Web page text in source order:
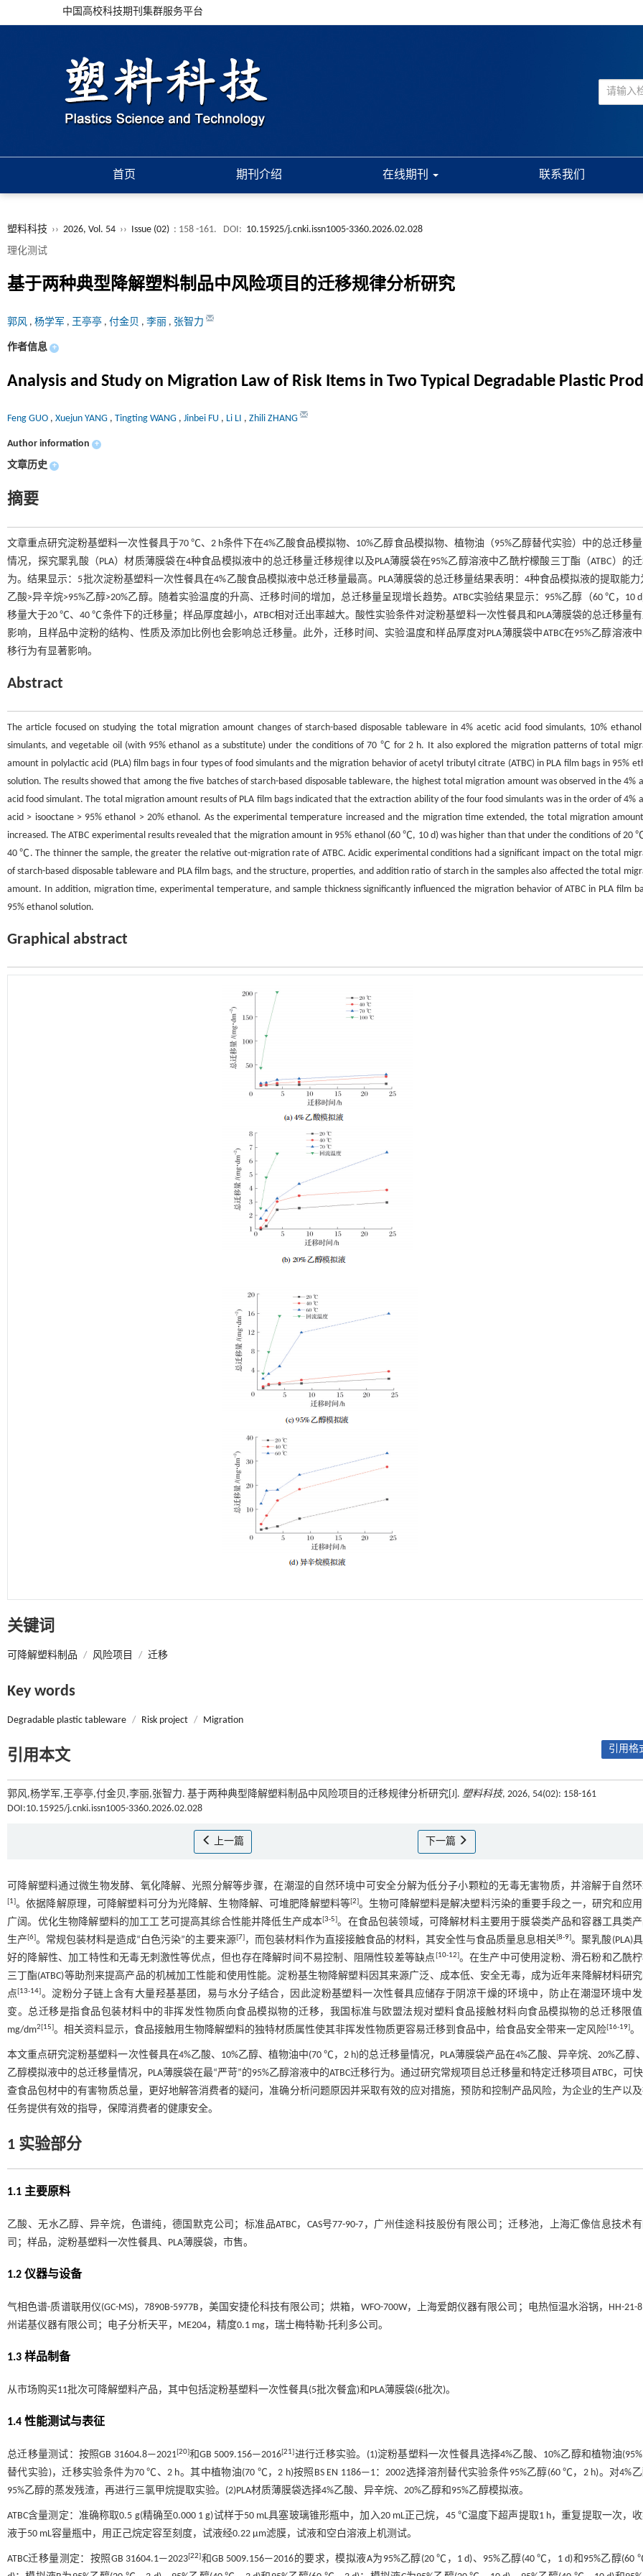
中国高校科技期刊集群服务平台
首页 期刊介绍 在线期刊 联系我们
塑料科技 ›› 2026, Vol. 54 ›› Issue (02) : 158 -161. DOI: 10.15925/j.cnki.issn1005-3360.2026.02.028
理化测试
基于两种典型降解塑料制品中风险项目的迁移规律分析研究
郭风 , 杨学军 , 王亭亭 , 付金贝 , 李丽 , 张智力
作者信息 +
Analysis and Study on Migration Law of Risk Items in Two Typical Degradable Plastic
Feng GUO , Xuejun YANG , Tingting WANG , Jinbei FU , Li LI , Zhili ZHANG
Author information +
文章历史 +
摘要
文章重点研究淀粉基塑料一次性餐具于70 ℃、2 h条件下在4%乙酸食品模拟物、10%乙醇食品模拟物、植物油（95%乙醇替代实验）中的总迁移
情况，探究聚乳酸（PLA）材质薄膜袋在4种食品模拟液中的总迁移量迁移规律以及PLA薄膜袋在95%乙醇溶液中乙酰柠檬酸三丁酯（ATBC）的
为。结果显示：5批次淀粉基塑料一次性餐具在4%乙酸食品模拟液中总迁移量最高。PLA薄膜袋的总迁移量结果表明：4种食品模拟液的提取能力
乙酸>异辛烷>95%乙醇>20%乙醇。随着实验温度的升高、迁移时间的增加，总迁移量呈现增长趋势。ATBC实验结果显示：95%乙醇（60 ℃，10
移量大于20 ℃、40 ℃条件下的迁移量；样品厚度越小，ATBC相对迁出率越大。酸性实验条件对淀粉基塑料一次性餐具和PLA薄膜袋的总迁移量
影响，且样品中淀粉的结构、性质及添加比例也会影响总迁移量。此外，迁移时间、实验温度和样品厚度对PLA薄膜袋中ATBC在95%乙醇溶液
移行为有显著影响。
Abstract
The article focused on studying the total migration amount changes of starch-based disposable tableware in 4% acetic acid food simulants, 10%
simulants, and vegetable oil (with 95% ethanol as a substitute) under the conditions of 70 ℃ for 2 h. It also explored the migration patterns of total
amount in polylactic acid (PLA) film bags in four types of food simulants and the migration behavior of acetyl tributyl citrate (ATBC) in PLA film bags in 95%
solution. The results showed that among the five batches of starch-based disposable tableware, the highest total migration amount was observed in the 4%
acid food simulant. The total migration amount results of PLA film bags indicated that the extraction ability of the four food simulants was in the order of 4%
acid > isooctane > 95% ethanol > 20% ethanol. As the experimental temperature increased and the migration time extended, the total migration
increased. The ATBC experimental results revealed that the migration amount in 95% ethanol (60 ℃, 10 d) was higher than that under the conditions of 20
40 ℃. The thinner the sample, the greater the relative out-migration rate of ATBC. Acidic experimental conditions had a significant impact on the total
of starch-based disposable tableware and PLA film bags, and the structure, properties, and addition ratio of starch in the samples also affected the total
amount. In addition, migration time, experimental temperature, and sample thickness significantly influenced the migration behavior of ATBC in PLA film
95% ethanol solution.
Graphical abstract
关键词
可降解塑料制品 / 风险项目 / 迁移
Key words
Degradable plastic tableware / Risk project / Migration
引用本文 引用格
郭风,杨学军,王亭亭,付金贝,李丽,张智力. 基于两种典型降解塑料制品中风险项目的迁移规律分析研究[J]. 塑料科技, 2026, 54(02): 158-161
DOI:10.15925/j.cnki.issn1005-3360.2026.02.028
上一篇 下一篇
可降解塑料通过微生物发酵、氧化降解、光照分解等步骤，在潮湿的自然环境中可安全分解为低分子小颗粒的无毒无害物质，并溶解于自然
[1]。依据降解原理，可降解塑料可分为光降解、生物降解、可堆肥降解塑料等[2]。生物可降解塑料是解决塑料污染的重要手段之一，研究和应
广阔。优化生物降解塑料的加工工艺可提高其综合性能并降低生产成本[3-5]。在食品包装领域，可降解材料主要用于膜袋类产品和容器工具类
生产[6]。常规包装材料是造成“白色污染”的主要来源[7]，而包装材料作为直接接触食品的材料，其安全性与食品质量息息相关[8-9]。聚乳酸(PLA)
好的降解性、加工特性和无毒无刺激性等优点，但也存在降解时间不易控制、阻隔性较差等缺点 [10-12]。在生产中可使用淀粉、滑石粉和乙酰
三丁酯(ATBC)等助剂来提高产品的机械加工性能和使用性能。淀粉基生物降解塑料因其来源广泛、成本低、安全无毒，成为近年来降解材料研
点[13-14]。淀粉分子链上含有大量羟基基团，易与水分子结合，因此淀粉基塑料一次性餐具应储存于阴凉干燥的环境中，防止在潮湿环境中
变。总迁移是指食品包装材料中的非挥发性物质向食品模拟物的迁移，我国标准与欧盟法规对塑料食品接触材料向食品模拟物的总迁移限值
mg/dm2[15]。相关资料显示，食品接触用生物降解塑料的独特材质属性使其非挥发性物质更容易迁移到食品中，给食品安全带来一定风险[16-19]。
本文重点研究淀粉基塑料一次性餐具在4%乙酸、10%乙醇、植物油中(70 ℃，2 h)的总迁移量情况，PLA薄膜袋产品在4%乙酸、异辛烷、20%乙醇
乙醇模拟液中的总迁移量情况，PLA薄膜袋在最“严苛”的95%乙醇溶液中的ATBC迁移行为。通过研究常规项目总迁移量和特定迁移项目ATBC，可
查食品包材中的有害物质总量，更好地解答消费者的疑问，准确分析问题原因并采取有效的应对措施，预防和控制产品风险，为企业的生产以
任务提供有效的指导，保障消费者的健康安全。
1 实验部分
1.1 主要原料
乙酸、无水乙醇、异辛烷，色谱纯，德国默克公司；标准品ATBC，CAS号77-90-7，广州佳途科技股份有限公司；迁移池，上海汇像信息技术
司；样品，淀粉基塑料一次性餐具、PLA薄膜袋，市售。
1.2 仪器与设备
气相色谱-质谱联用仪(GC-MS)，7890B-5977B，美国安捷伦科技有限公司；烘箱，WFO-700W，上海爱朗仪器有限公司；电热恒温水浴锅，HH-21-
州诺基仪器有限公司；电子分析天平，ME204，精度0.1 mg，瑞士梅特勒-托利多公司。
1.3 样品制备
从市场购买11批次可降解塑料产品，其中包括淀粉基塑料一次性餐具(5批次餐盒)和PLA薄膜袋(6批次)。
1.4 性能测试与表征
总迁移量测试：按照GB 31604.8—2021[20]和GB 5009.156—2016[21]进行迁移实验。(1)淀粉基塑料一次性餐具选择4%乙酸、10%乙醇和植物油
替代实验)，迁移实验条件为70 ℃、2 h。其中植物油(70 ℃，2 h)按照BS EN 1186—1：2002选择溶剂替代实验条件95%乙醇(60 ℃，2 h)。对4%
95%乙醇的蒸发残渣，再进行三氯甲烷提取实验。(2)PLA材质薄膜袋选择4%乙酸、异辛烷、20%乙醇和95%乙醇模拟液。
ATBC含量测定：准确称取0.5 g(精确至0.000 1 g)试样于50 mL具塞玻璃锥形瓶中，加入20 mL正己烷，45 ℃温度下超声提取1 h，重复提取一次，
液于50 mL容量瓶中，用正己烷定容至刻度，试液经0.22 μm滤膜，试液和空白溶液上机测试。
ATBC迁移量测定：按照GB 31604.1—2023[22]和GB 5009.156—2016的要求，模拟液A为95%乙醇(20 ℃，1 d)、95%乙醇(40 ℃，1 d)和95%乙醇(60